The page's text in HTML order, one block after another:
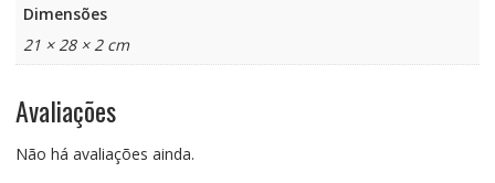
Dimensões
21 × 28 × 2 cm
Avaliações
Não há avaliações ainda.